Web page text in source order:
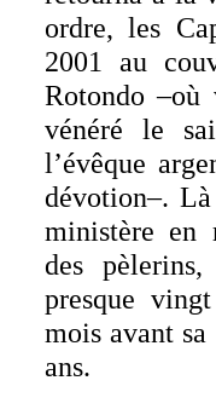
ordre, les
2001 au
Rotondo –où
vénéré le
l’évêque
dévotion–.
ministère en
des
presque
mois avant
ans.